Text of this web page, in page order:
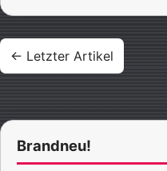
Beitragsnavigation
← Letzter Artikel
Brandneu!